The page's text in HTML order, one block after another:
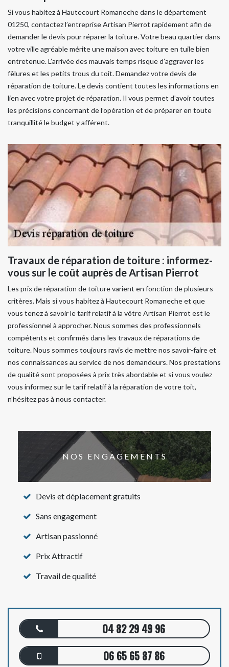
Si vous habitez à Hautecourt Romaneche dans le département
01250, contactez l’entreprise Artisan Pierrot rapidement afin de
demander le devis pour réparer la toiture. Votre beau quartier dans
votre ville agréable mérite une maison avec toiture en tuile bien
entretenue. L’arrivée des mauvais temps risque d’aggraver les
fêlures et les petits trous du toit. Demandez votre devis de
réparation de toiture. Le devis contient toutes les informations en
lien avec votre projet de réparation. Il vous permet d’avoir toutes
les précisions concernant de l’opération et de préparer en toute
tranquillité le budget y afférent.
Travaux de réparation de toiture : informez-
vous sur le coût auprès de Artisan Pierrot
Les prix de réparation de toiture varient en fonction de plusieurs
critères. Mais si vous habitez à Hautecourt Romaneche et que
vous tenez à savoir le tarif relatif à la vôtre Artisan Pierrot est le
professionnel à approcher. Nous sommes des professionnels
compétents et confirmés dans les travaux de réparations de
toiture. Nous sommes toujours ravis de mettre nos savoir-faire et
nos connaissances au service de nos demandeurs. Nos prestations
de qualité sont proposées à prix très abordable et si vous voulez
vous informez sur le tarif relatif à la réparation de votre toit,
n’hésitez pas à nous contacter.
NOS ENGAGEMENTS
Devis et déplacement gratuits
Sans engagement
Artisan passionné
Prix Attractif
Travail de qualité
04 82 29 49 96
06 65 65 87 86